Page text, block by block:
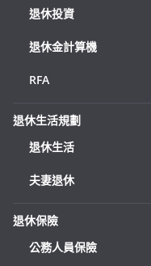
退休投資
退休金計算機
RFA
退休生活規劃
退休生活
夫妻退休
退休保險
公務人員保險